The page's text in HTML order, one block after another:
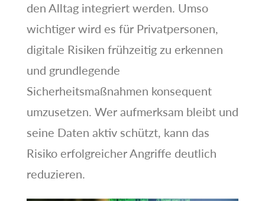
den Alltag integriert werden. Umso
wichtiger wird es für Privatpersonen,
digitale Risiken frühzeitig zu erkennen
und grundlegende
Sicherheitsmaßnahmen konsequent
umzusetzen. Wer aufmerksam bleibt und
seine Daten aktiv schützt, kann das
Risiko erfolgreicher Angriffe deutlich
reduzieren.